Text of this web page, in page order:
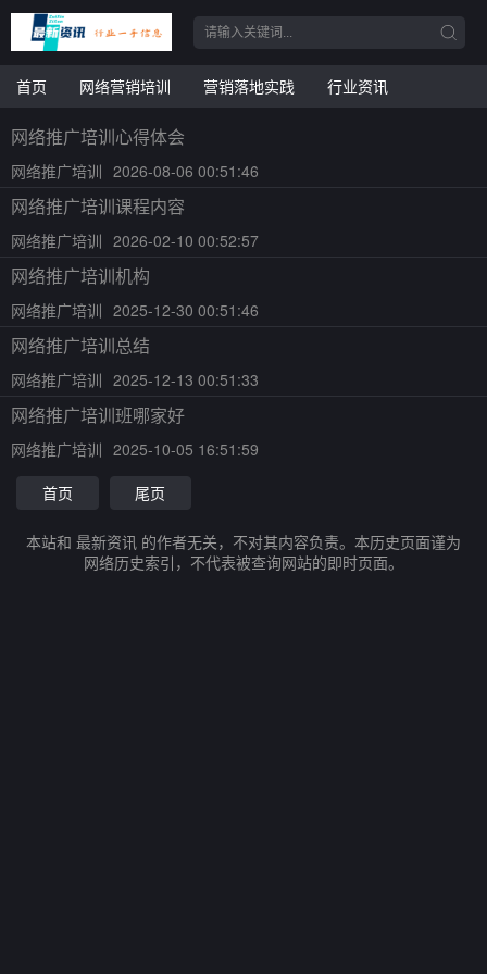
首页 网络营销培训 营销落地实践 行业资讯
网络推广培训心得体会
网络推广培训 2026-08-06 00:51:46
网络推广培训课程内容
网络推广培训 2026-02-10 00:52:57
网络推广培训机构
网络推广培训 2025-12-30 00:51:46
网络推广培训总结
网络推广培训 2025-12-13 00:51:33
网络推广培训班哪家好
网络推广培训 2025-10-05 16:51:59
首页
尾页
本站和 最新资讯 的作者无关，不对其内容负责。本历史页面谨为
网络历史索引，不代表被查询网站的即时页面。